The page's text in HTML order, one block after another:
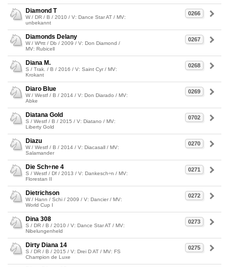
0266
Diamond T
W / DR / B / 2010 / V: Dance Star AT / MV:
unbekannt
0267
Diamonds Delany
W / W³rtt / Db / 2009 / V: Don Diamond /
MV: Rubicell
0268
Diana M.
S / Trak. / B / 2016 / V: Saint Cyr / MV:
Krokant
0269
Diaro Blue
W / Westf / B / 2014 / V: Don Diarado / MV:
Abke
0702
Diatana Gold
S / Westf / B / 2015 / V: Diatano / MV:
Liberty Gold
0270
Diazu
W / Westf / B / 2014 / V: Diacasall / MV:
Salamander
0271
Die Sch÷ne 4
S / Westf / Df / 2013 / V: Dankesch÷n / MV:
Florestan II
0272
Dietrichson
W / Hann / Schi / 2009 / V: Dancier / MV:
World Cup I
0273
Dina 308
S / DR / B / 2010 / V: Dance Star AT / MV:
Nibelungenheld
0275
Dirty Diana 14
S / DR / B / 2015 / V: Drei D AT / MV: FS
Champion de Luxe